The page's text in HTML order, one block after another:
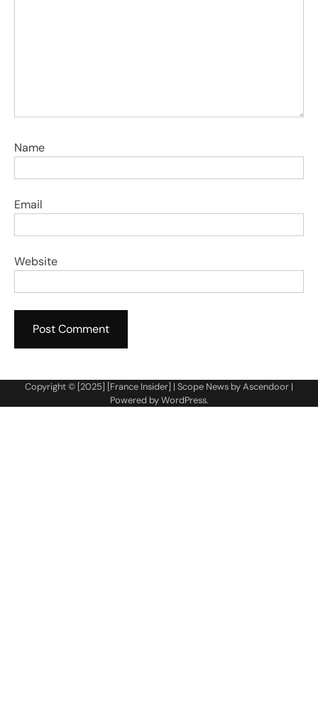
Name
Email
Website
Copyright © [2025] [France Insider] | Scope News byAscendoor |
Powered byWordPress.